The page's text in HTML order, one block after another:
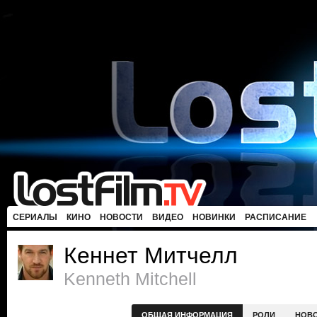
СЕРИАЛЫ КИНО НОВОСТИ ВИДЕО НОВИНКИ РАСПИСАНИЕ
Кеннет Митчелл
Kenneth Mitchell
ОБЩАЯ ИНФОРМАЦИЯ РОЛИ